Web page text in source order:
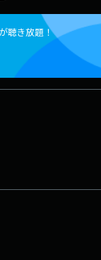
聴き放題！